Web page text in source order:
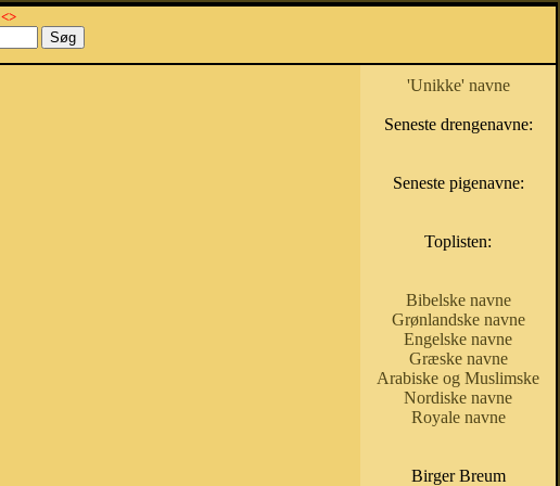
<>
'Unikke' navne
Seneste drengenavne:
Seneste pigenavne:
Toplisten:
Bibelske navne
Grønlandske navne
Engelske navne
Græske navne
Arabiske og Muslimske
Nordiske navne
Royale navne
Birger Breum